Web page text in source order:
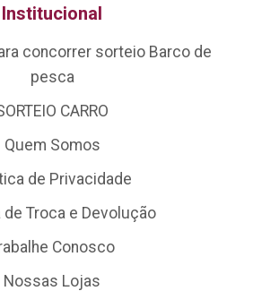
Institucional
concorrer sorteio Barco de
pesca
CARRO
Quem Somos
de Privacidade
Troca e Devolução
Conosco
Nossas Lojas